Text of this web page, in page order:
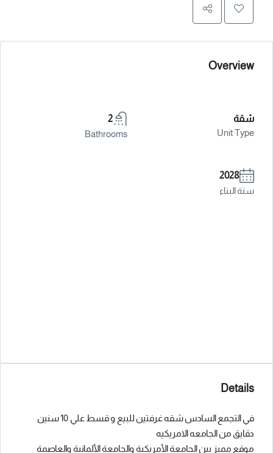
Overview
شقة
Unit Type
2
Bathrooms
2028
سنة البناء
Details
في التجمع السادس شقه غرفتين للبيع و قسط علي 10 سنين
دقايق من الجامعه الامريكيه
موقع مميز بين الجامعة الأمريكية والجامعة الألمانية والعاصمة